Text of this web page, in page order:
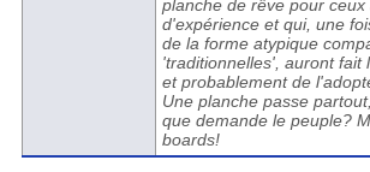
planche de rêve pour
d'expérience et qui, une
de la forme atypique
'traditionnelles', auront fait
et probablement de
Une planche passe
que demande le peuple?
boards!